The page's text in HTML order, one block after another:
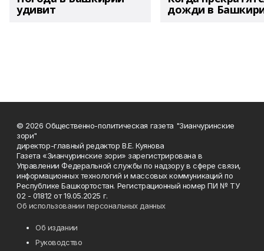
удивит дожди в
© 2026 Общественно-политическая газета "Зианчуринские
зори"
директор-главный редактор В.Е. Куянова
Газета «Зианчуринские зори» зарегистрирована в
Управлении Федеральной службы по надзору в сфере связи,
информационных технологий и массовых коммуникаций по
Республике Башкортостан. Регистрационный номер ПИ № ТУ
02 - 01812 от 19.05.2025 г.
Об использовании персональных данных
Об издании
Руководство